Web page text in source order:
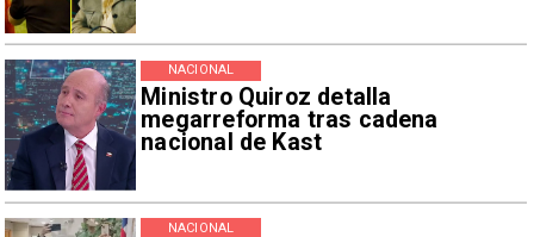
Ministro Quiroz detalla
megarreforma tras cadena
nacional de Kast
NACIONAL
NACIONAL